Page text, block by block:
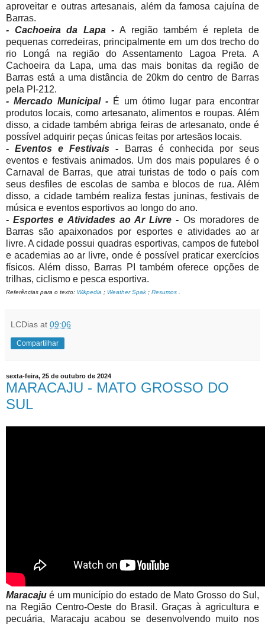
aproveitar e outras artesanais, além da famosa cajuína de
Barras.
- Cachoeira da Lapa - A região também é repleta de
pequenas corredeiras, principalmente em um dos trecho do
rio Longá na região do Assentamento Lagoa Preta. A
Cachoeira da Lapa, uma das mais bonitas da região de
Barras está a uma distância de 20km do centro de Barras
pela PI-212.
- Mercado Municipal - É um ótimo lugar para encontrar
produtos locais, como artesanato, alimentos e roupas. Além
disso, a cidade também abriga feiras de artesanato, onde é
possível adquirir peças únicas feitas por artesãos locais.
- Eventos e Festivais -
Barras é conhecida por seus
eventos e festivais animados. Um dos mais populares é o
Carnaval de Barras, que atrai turistas de todo o país com
seus desfiles de escolas de samba e blocos de rua. Além
disso, a cidade também realiza festas juninas, festivais de
música e eventos esportivos ao longo do ano.
- Esportes e Atividades ao Ar Livre - Os moradores de
Barras são apaixonados por esportes e atividades ao ar
livre. A cidade possui quadras esportivas, campos de futebol
e academias ao ar livre, onde é possível praticar exercícios
físicos. Além disso, Barras PI também oferece opções de
trilhas, ciclismo e pesca esportiva.
Referências para o texto: Wikpedia ; Weather Spak ; Resumos
LCDias at 09:06
Compartilhar
sexta-feira, 25 de outubro de 2024
MARACAJU - MATO GROSSO DO
SUL
Maracaju é um município do estado de Mato Grosso do Sul,
na Região Centro-Oeste do Brasil. Graças à agricultura e
pecuária, Maracaju acabou se desenvolvendo muito nos